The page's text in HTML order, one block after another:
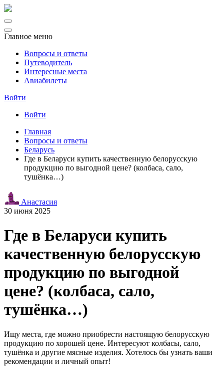
Главное меню
Вопросы и ответы
Путеводитель
Интересные места
Авиабилеты
Войти
Войти
Главная
Вопросы и ответы
Беларусь
Где в Беларуси купить качественную белорусскую
продукцию по выгодной цене? (колбаса, сало,
тушёнка…)
Анастасия
30 июня 2025
Где в Беларуси купить
качественную белорусскую
продукцию по выгодной
цене? (колбаса, сало,
тушёнка…)
Ищу места, где можно приобрести настоящую белорусскую
продукцию по хорошей цене. Интересуют колбасы, сало,
тушёнка и другие мясные изделия. Хотелось бы узнать ваши
рекомендации и личный опыт!